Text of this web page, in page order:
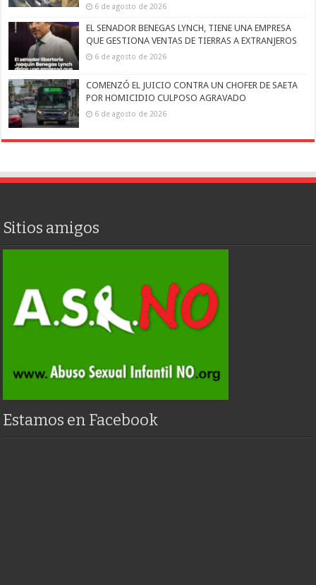
6 de agosto de 2026
EL SENADOR BENEGAS LYNCH, TIENE UNA EMPRESA
QUE GESTIONA VENTAS DE TIERRAS A EXTRANJEROS
6 de agosto de 2026
COMENZÓ EL JUICIO CONTRA UN CHOFER DE SAETA
POR HOMICIDIO CULPOSO AGRAVADO
6 de agosto de 2026
Sitios amigos
Estamos en Facebook